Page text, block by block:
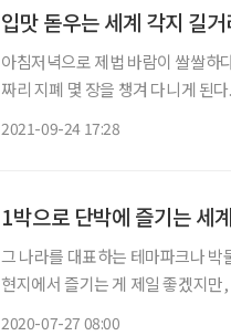
입맛 돋우는 세계 각지 길
아침저녁으로 제법 바람이 쌀쌀하
짜리 지폐 몇 장을 챙겨 다니게 된
2021-09-24 17:28
1박으로 단박에 즐기는 세
그 나라를 대표하는 테마파크나 박
현지에서 즐기는 게 제일 좋겠지
2020-07-27 08:00